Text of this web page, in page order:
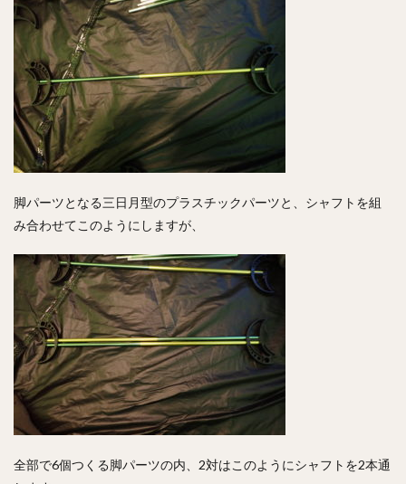
脚パーツとなる三日月型のプラスチックパーツと、シャフトを組
み合わせてこのようにしますが、
全部で6個つくる脚パーツの内、2対はこのようにシャフトを2本通